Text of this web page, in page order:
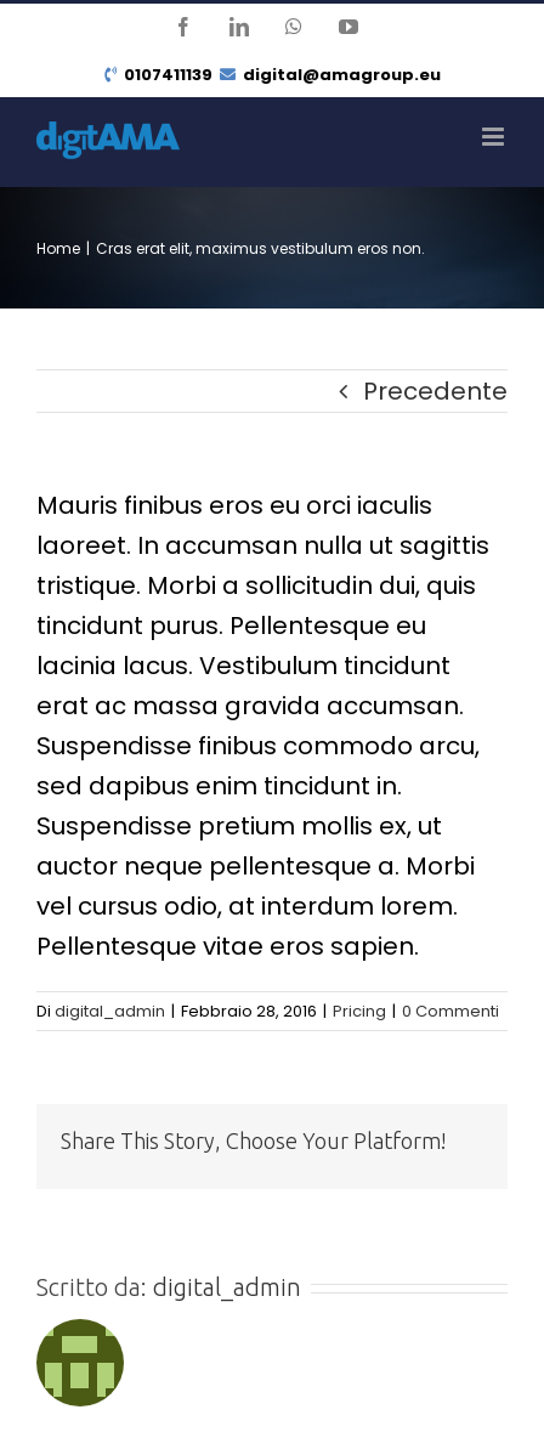
contenuto
FacebookLinkedInWhatsAppYouTube
0107411139 digital@amagroup.eu
Home | Cras erat elit, maximus vestibulum eros non.
Precedente
Mauris finibus eros eu orci iaculis
laoreet. In accumsan nulla ut sagittis
tristique. Morbi a sollicitudin dui, quis
tincidunt purus. Pellentesque eu
lacinia lacus. Vestibulum tincidunt
erat ac massa gravida accumsan.
Suspendisse finibus commodo arcu,
sed dapibus enim tincidunt in.
Suspendisse pretium mollis ex, ut
auctor neque pellentesque a. Morbi
vel cursus odio, at interdum lorem.
Pellentesque vitae eros sapien.
Di digital_admin | Febbraio 28, 2016 | Pricing | 0 Commenti
Share This Story, Choose Your Platform!
Scritto da: digital_admin